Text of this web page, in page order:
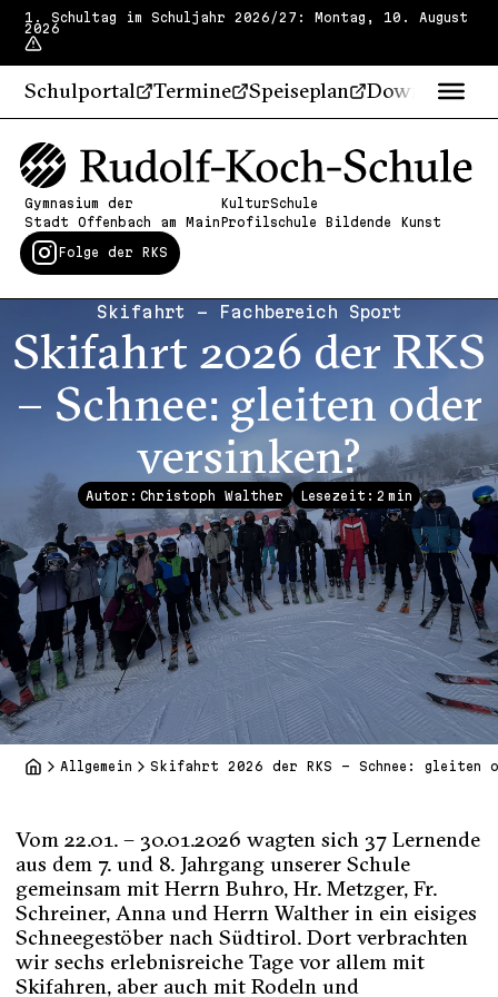
1. Schultag im Schuljahr 2026/27: Montag, 10. August
2026
Schulportal Termine Speiseplan Downloads
Gymnasium der
Stadt Offenbach am Main
KulturSchule
Profilschule Bildende Kunst
Folge der RKS
Skifahrt - Fachbereich Sport
Skifahrt 2026 der RKS
– Schnee: gleiten oder
versinken?
Autor: Christoph Walther Lesezeit: 2 min
Allgemein Skifahrt 2026 der RKS – Schnee: gleiten
Vom22.01. – 30.01.2026 wagten sich 37 Lernende
aus dem 7. und 8. Jahrgang unserer Schule
gemeinsam mit Herrn Buhro, Hr. Metzger, Fr.
Schreiner, Anna und Herrn Walther in ein eisiges
Schneegestöber nach Südtirol. Dort verbrachten
wir sechs erlebnisreiche Tage vor allem mit
Skifahren, aber auch mit Rodeln und